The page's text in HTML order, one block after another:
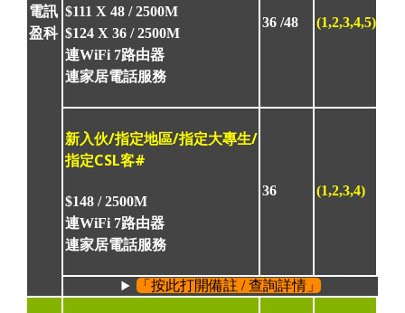
電訊
盈科
$111 X 48 /2500M
$124 X 36 / 2500M
連WiFi 7路由器
連家居電話服務
36 /48 (1,2,3,4,5)
新入伙/指定地區/指定大專生/
指定CSL客#
$148 /2500M
連WiFi 7路由器
連家居電話服務
36 (1,2,3,4)
「按此打開備註 / 查詢詳情」